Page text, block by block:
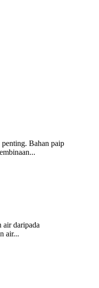
Bahan paip
air daripada
air...